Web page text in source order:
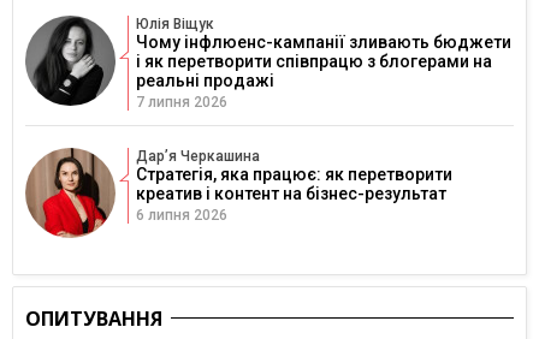
Юлія Віщук
Чому інфлюенс-кампанії зливають бюджети
і як перетворити співпрацю з блогерами на
реальні продажі
7 липня 2026
Дарʼя Черкашина
Стратегія, яка працює: як перетворити
креатив і контент на бізнес-результат
6 липня 2026
ОПИТУВАННЯ